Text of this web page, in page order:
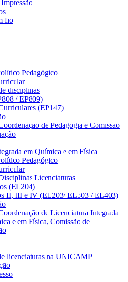
fio
Pedagógico
disciplinas
/ EP809)
(EP147)
de Pedagogia e Comissão
em Química e em Física
Pedagógico
Licenciaturas
(EL204)
II, III e IV (EL203/ EL303 / EL403)
de Licenciatura Integrada
e em Física, Comissão de
licenciaturas na UNICAMP